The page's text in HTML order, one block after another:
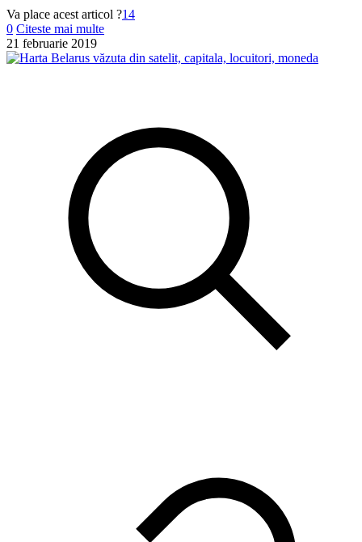
Va place acest articol ?14
0 Citeste mai multe
21 februarie 2019